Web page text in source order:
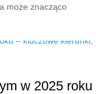
może znacząco
w 2025 roku